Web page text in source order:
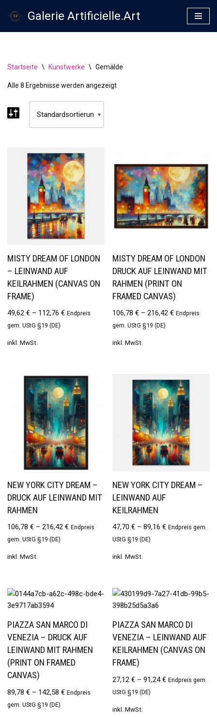
Galerie Artificielle.Art
Startseite \ Kunstwerke \ Gemälde
Alle 8 Ergebnisse werden angezeigt
MISTY DREAM OF LONDON
– LEINWAND AUF
KEILRAHMEN (CANVAS ON
FRAME)
49,62 € – 112,76 € Endpreis
gem. UStG §19 (DE)
inkl. MwSt.
MISTY DREAM OF LONDON
DRUCK AUF LEINWAND MIT
RAHMEN (PRINT ON
FRAMED CANVAS)
106,78€ –216,42€ Endpreis
gem. UStG §19 (DE)
inkl. MwSt.
NEW YORK CITY DREAM –
DRUCK AUF LEINWAND MIT
RAHMEN
106,78 € – 216,42 € Endpreis
gem. UStG §19 (DE)
inkl. MwSt.
NEW YORK CITY DREAM –
LEINWAND AUF
KEILRAHMEN
47,70€ –89,16€ Endpreis gem.
UStG §19 (DE)
inkl. MwSt.
PIAZZA SAN MARCO DI
VENEZIA – DRUCK AUF
LEINWAND MIT RAHMEN
(PRINT ON FRAMED
CANVAS)
89,78 € – 142,58 € Endpreis
gem. UStG §19 (DE)
PIAZZA SAN MARCO DI
VENEZIA – LEINWAND AUF
KEILRAHMEN (CANVAS ON
FRAME)
27,12€ –91,24€ Endpreis gem.
UStG §19 (DE)
inkl. MwSt.